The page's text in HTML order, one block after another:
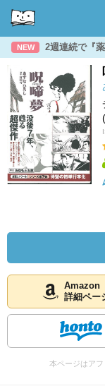
NEW 2週連続で『
Amazon
詳細ペー
本ページはア